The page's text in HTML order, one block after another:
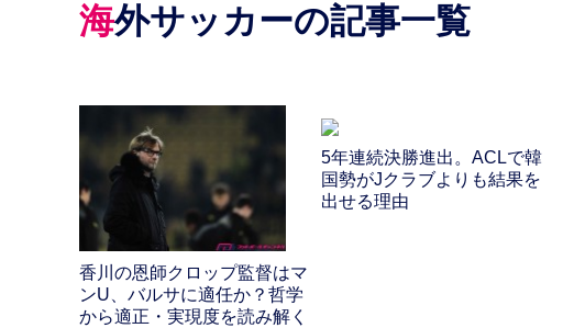
海外サッカーの記事一覧
香川の恩師クロップ監督はマ
ンU、バルサに適任か？哲学
から適正・実現度を読み解く
5年連続決勝進出。ACLで韓
国勢がJクラブよりも結果を
出せる理由